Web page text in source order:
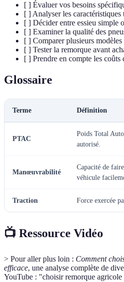
[ ] Évaluer vos besoins
[ ] Analyser les caractéristiques
[ ] Décider entre essieu simple
[ ] Examiner la qualité des
[ ] Comparer plusieurs modèles
[ ] Tester la remorque avant
[ ] Prendre en compte les coûts
Glossaire
Terme Définition
PTAC
Poids Total
autorisé.
Manœuvrabilité
Capacité de
véhicule
Traction Force exercée
📺 Ressource Vidéo
> Pour aller plus loin : Comment
efficace, une analyse complète de
YouTube : "choisir remorque